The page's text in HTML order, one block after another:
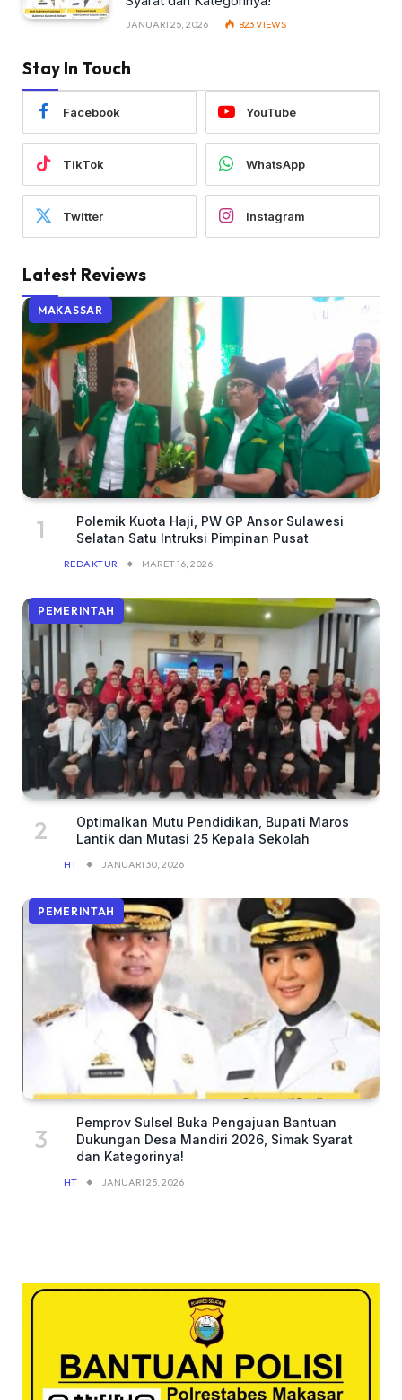
JANUARI 25, 2026 823VIEWS
Stay In Touch
Facebook YouTube
TikTok WhatsApp
Twitter Instagram
Latest Reviews
MAKASSAR
Polemik Kuota Haji, PW GP Ansor Sulawesi
Selatan Satu Intruksi Pimpinan Pusat
REDAKTUR MARET 16, 2026
PEMERINTAH
Optimalkan Mutu Pendidikan, Bupati Maros
Lantik dan Mutasi 25 Kepala Sekolah
HT JANUARI 30, 2026
PEMERINTAH
Pemprov Sulsel Buka Pengajuan Bantuan
Dukungan Desa Mandiri 2026, Simak Syarat
dan Kategorinya!
HT JANUARI 25, 2026